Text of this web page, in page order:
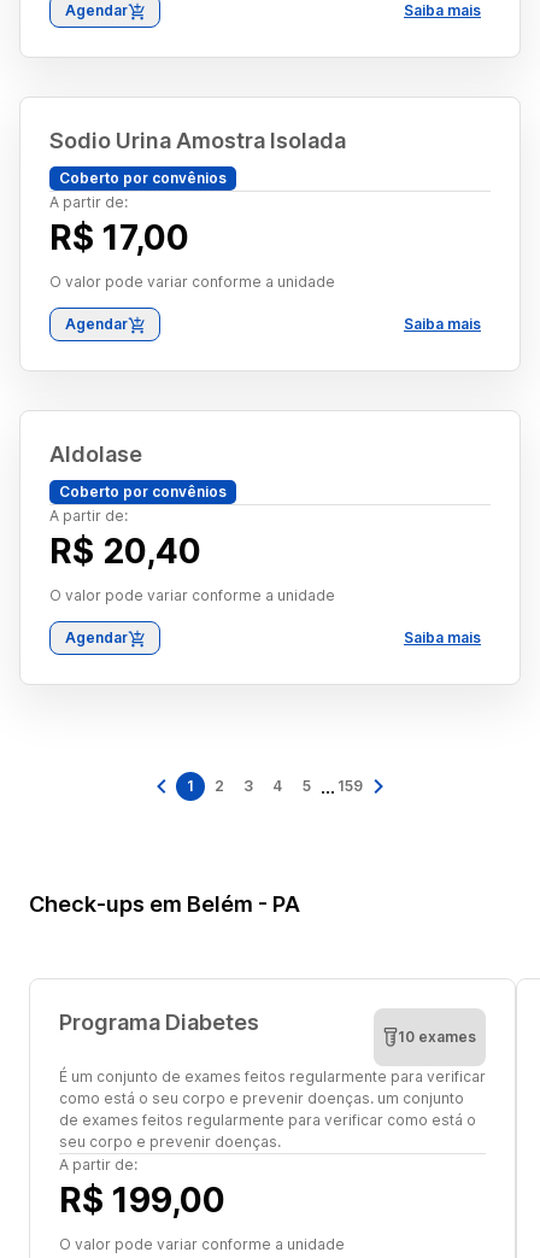
Agendar Saiba mais
Sodio Urina Amostra Isolada
Coberto por convênios
A partir de:
R$ 17,00
O valor pode variar conforme a unidade
Agendar Saiba mais
Aldolase
Coberto por convênios
A partir de:
R$ 20,40
O valor pode variar conforme a unidade
Agendar Saiba mais
1 2 3 4 5 ... 159
Check-ups em Belém - PA
Programa Diabetes
10 exames
É um conjunto de exames feitos regularmente para verificar
como está o seu corpo e prevenir doenças. um conjunto
de exames feitos regularmente para verificar como está o
seu corpo e prevenir doenças.
A partir de:
R$ 199,00
O valor pode variar conforme a unidade